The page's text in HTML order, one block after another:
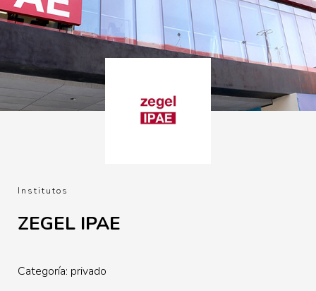
Institutos
ZEGEL IPAE
Categoría: privado